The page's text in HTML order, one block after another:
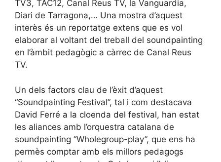
TV3, TAC12, Canal Reus TV, la Vanguardia,
Diari de Tarragona,… Una mostra d’aquest
interès és un reportatge extens que es vol
elaborar al voltant del treball del soundpainting
en l’àmbit pedagògic a càrrec de Canal Reus
TV.
Un dels factors clau de l’èxit d’aquest
“Soundpainting Festival”, tal i com destacava
David Ferré a la cloenda del festival, han estat
les aliances amb l’orquestra catalana de
soundpainting “Wholegroup-play”, que ens ha
permès comptar amb els millors pedagogs